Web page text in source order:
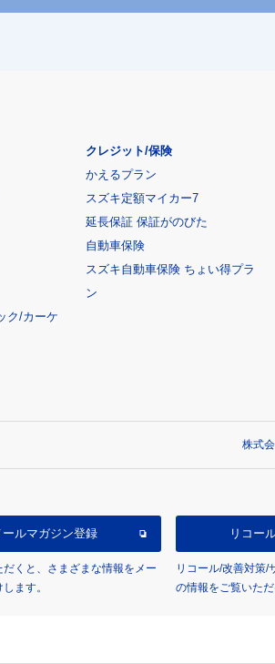
ク/カーケ
クレジット/保険
かえるプラン
スズキ定額マイカー7
延長保証 保証がのびた
自動車保険
スズキ自動車保険 ちょい得プラ
ン
株式
ールマガジン登録
だくと、さまざまな情報をメー
ます。
リコー
リコール/改善対策/
の情報をご覧いた